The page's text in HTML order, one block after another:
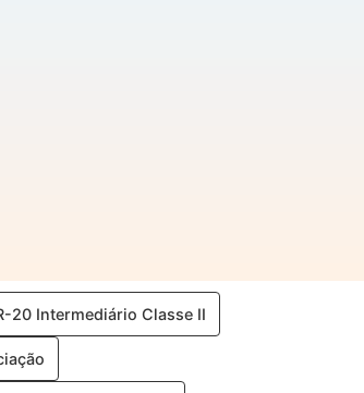
20 Intermediário Classe II